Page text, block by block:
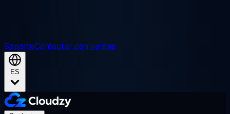
SoporteContactar con ventas
ES